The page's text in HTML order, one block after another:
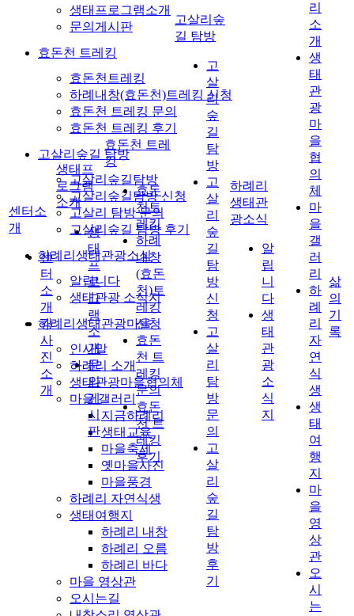
생태프로그램소개
문의게시판
효돈천 트레킹
효돈천트레킹
하례내창(효돈천)트레킹 신청
효돈천 트레킹 문의
효돈천 트레킹 후기
고살리숲길 탐방
고살리숲길탐방
고살리숲길탐방 신청
고살리 탐방 문의
고살리숲길 탐방 후기
하례리생태관광소식
알립니다
생태관광 소식지
하례리생태관광마을
인사말
하례리 소개
생태관광마을협의체
마을 갤러리
지금하례리
생태교육
마을축제
옛마을사진
마을풍경
하례리 자연식생
생태여행지
하례리 내창
하례리 오름
하례리 바다
마을 영상관
오시는길
센터소
개
센
터
소
개
강
사
진
소
개
생태프
로그램
소개
생
태
프
로
그
램
소
개
문
의
게
시
판
효돈천 트레
킹
효돈
천트
레킹
하례
내창
(효돈
천)트
레킹
신청
효돈
천 트
레킹
문의
효돈
천 트
레킹
후기
고살리숲
길 탐방
고
살
리
숲
길
탐
방
고
살
리
숲
길
탐
방
신
청
고
살
리
탐
방
문
의
고
살
리
숲
길
탐
방
후
기
하례리
생태관
광소식
알
립
니
다
생
태
관
광
소
식
지
리
소
개
생
태
관
광
마
을
협
의
체
마
을
갤
러
리
하
례
리
자
연
식
생
생
태
여
행
지
마
을
영
상
관
오
시
는
삶
의
기
록